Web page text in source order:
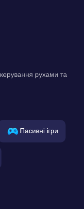
рухами та
Пасивні ігри